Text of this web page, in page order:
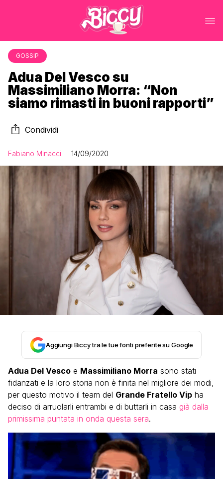
GOSSIP
Adua Del Vesco su
Massimiliano Morra: “Non
siamo rimasti in buoni rapporti”
Condividi
Fabiano Minacci 14/09/2020
Aggiungi Biccy tra le tue fonti preferite su Google
Adua Del Vesco e Massimiliano Morra sono stati
fidanzati e la loro storia non è finita nel migliore dei modi,
per questo motivo il team del Grande Fratello Vip ha
deciso di arruolarli entrambi e di buttarli in casa già dalla
primissima puntata in onda questa sera.